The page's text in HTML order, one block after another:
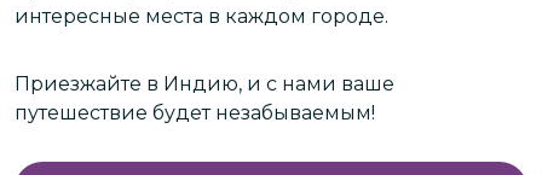
интересные места в каждом городе.
Приезжайте в Индию, и с нами ваше
путешествие будет незабываемым!